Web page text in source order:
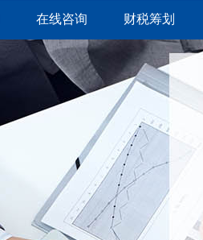
在线咨询 财税筹划